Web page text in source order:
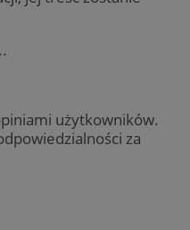
użytkowników.
za